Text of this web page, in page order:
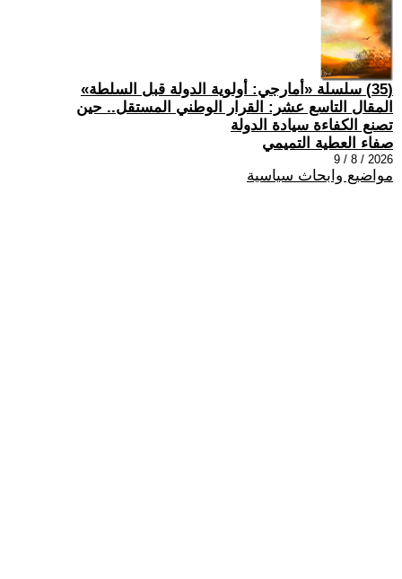
(35) سلسلة «أمارجي: أولوية الدولة قبل السلطة»
المقال التاسع عشر: القرار الوطني المستقل.. حين
تصنع الكفاءة سيادة الدولة
صفاء العطية التميمي
2026 / 8 / 9
مواضيع وابحاث سياسية